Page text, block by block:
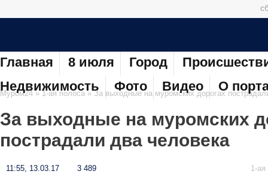
Главная 8 июля Город
Недвижимость
Фото Видео О
Муром24»1-ая полоса» За выходные на муромских дорогах
За выходные на муромских
пострадали два человека
11:55, 13.03.17 3 489 1-